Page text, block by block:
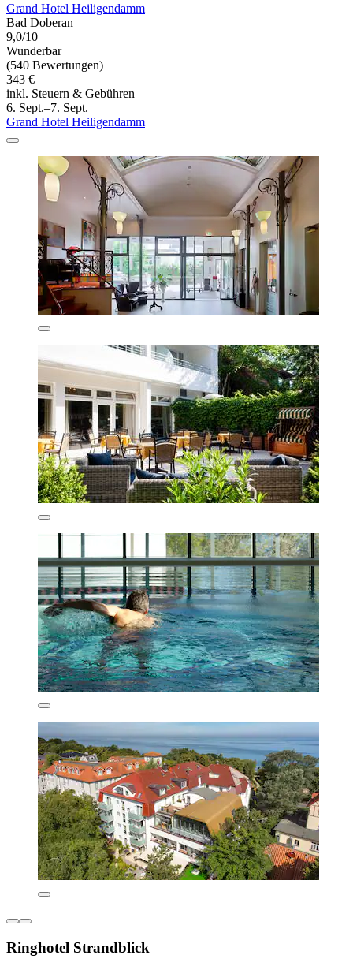
Grand Hotel Heiligendamm
Bad Doberan
9,0/10
Wunderbar
(540 Bewertungen)
343 €
inkl. Steuern & Gebühren
6. Sept.–7. Sept.
Grand Hotel Heiligendamm
Ringhotel Strandblick